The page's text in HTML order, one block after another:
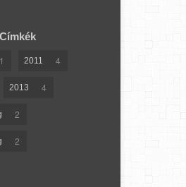
1 2011 4
2013 4
2
2